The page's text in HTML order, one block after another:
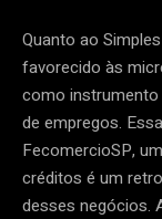
Quanto ao
favorecido às
como instrumento
de empregos.
FecomercioSP,
créditos é um
desses negócios.